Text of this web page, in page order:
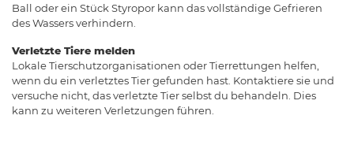
Ball oder ein Stück Styropor kann das vollständige Gefrieren
des Wassers verhindern.
Verletzte Tiere melden
Lokale Tierschutzorganisationen oder Tierrettungen helfen,
wenn du ein verletztes Tier gefunden hast. Kontaktiere sie und
versuche nicht, das verletzte Tier selbst du behandeln. Dies
kann zu weiteren Verletzungen führen.